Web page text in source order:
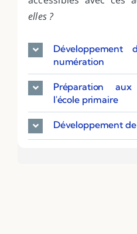
elles ?
Développement
numération
Préparation
l'école primaire
Développement